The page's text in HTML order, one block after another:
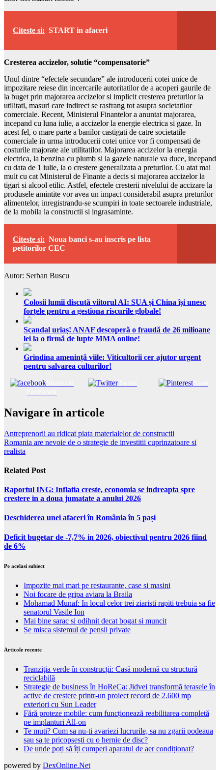
Citeste si: START in afaceri
Cresterea accizelor, solutie “compensatorie”
Unul dintre “efectele secundare” ale introducerii cotei unice de
impozitare reiese din incercarile autoritatilor de a acoperi gaurile de
la buget prin majorarea accizelor si implicit cresterea preturilor la
utilitati, masuri care indirect se rasfrang tot asupra societatilor
comerciale. Recent, Ministerul Finantelor a anuntat majorarea,
incepand cu luna iulie, a accizelor la energie electrica si gaze. In
acest fel, o mare parte a banilor castigati de catre societatile
comerciale in urma introducerii cotei unice vor fi compensati de
costurile majorate ale utilitatilor. Majorarea accizelor la energia
electrica, la benzina cu plumb si la gazele naturale va duce, incepand
cu data de 1 iulie, la o crestere generalizata a preturilor. Cu atat mai
mult cu cat Ministerul de Finante a decis si majorarea accizelor la
tigari si alcool etilic. Astfel, efectele cresterii nivelului de accizare la
produsele amintite vor avea un impact considerabil asupra preturilor
alimentelor, inregistrandu-se scumpiri in toate sectoarele industriale,
de la mobila la constructii si ingrasaminte.
Citeste si: Noua banci s-au inscris pe lista
petitorilor CEC
Autor: Serban Buscu
Colosii lumii discută viitorul AI: SUA și China își unesc
forțele pentru a gestiona riscurile globale!
Scandal uriaș! ANAF descoperă o fraudă de 26 milioane
lei la o firmă de lupte MMA online!
Grindina amenință viile: Viticultorii cer ajutor urgent
pentru salvarea culturilor!
Tweet Save
Navigare în articole
Antreprenorii au ridicat piata materialelor de constructii
Romania are nevoie de o strategie de investitii cuprinzatoare si
realista
Related Post
Raportul ING: Inflatia creste, economia se indreapta spre
crestere in a doua jumatate a anului 2026
Deschiderea unei afaceri în România în 5 pași
Deficit bugetar de -7,7% in 2026, obiectivul pentru 2026 fiind
de 6%
Pe acelasi subiect
Impozite mai mari pe restaurante, case si masini
Noi focare de gripa aviara la Braila
Mohamad Munaf: In locul celor trei ziaristi rapiti trebuia sa fie
senatorul Vasile Ion
Mai bine sarac si odihnit decat bogat si muncit
Se misca sistemul de pensii private
Articole recente
Tranziția verde în construcții: Casă modernă cu structură
reciclabilă
Strategie de business în HoReCa: Jidvei transformă terasele în
active de creștere printr-un proiect record de 2.600 mp
exteriori cu Sun Leader
Fără proteze mobile: cum funcționează reabilitarea completă
pe implanturi All-on
Te muti? Cum sa nu-ti avariezi lucrurile, sa nu zgarii podeaua
sau sa te pricopsesti cu o hernie de disc?
De unde poți să îți cumperi aparatul de aer condiționat?
powered by DexOnline.Net